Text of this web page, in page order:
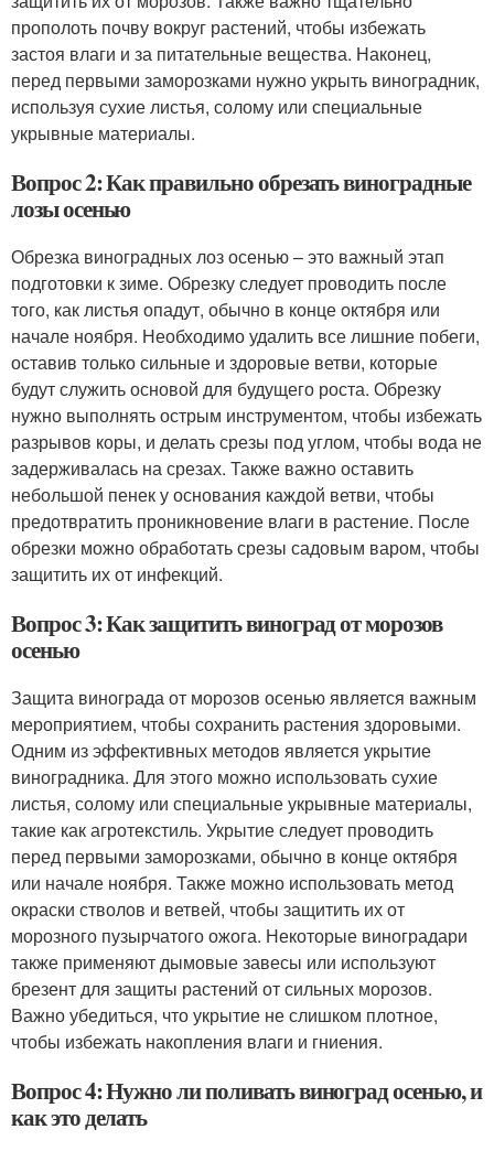
прополоть почву вокруг растений, чтобы избежать
застоя влаги и за питательные вещества. Наконец,
перед первыми заморозками нужно укрыть виноградник,
используя сухие листья, солому или специальные
укрывные материалы.
Вопрос 2: Как правильно обрезать виноградные
лозы осенью
Обрезка виноградных лоз осенью – это важный этап
подготовки к зиме. Обрезку следует проводить после
того, как листья опадут, обычно в конце октября или
начале ноября. Необходимо удалить все лишние побеги,
оставив только сильные и здоровые ветви, которые
будут служить основой для будущего роста. Обрезку
нужно выполнять острым инструментом, чтобы избежать
разрывов коры, и делать срезы под углом, чтобы вода не
задерживалась на срезах. Также важно оставить
небольшой пенек у основания каждой ветви, чтобы
предотвратить проникновение влаги в растение. После
обрезки можно обработать срезы садовым варом, чтобы
защитить их от инфекций.
Вопрос 3: Как защитить виноград от морозов
осенью
Защита винограда от морозов осенью является важным
мероприятием, чтобы сохранить растения здоровыми.
Одним из эффективных методов является укрытие
виноградника. Для этого можно использовать сухие
листья, солому или специальные укрывные материалы,
такие как агротекстиль. Укрытие следует проводить
перед первыми заморозками, обычно в конце октября
или начале ноября. Также можно использовать метод
окраски стволов и ветвей, чтобы защитить их от
морозного пузырчатого ожога. Некоторые виноградари
также применяют дымовые завесы или используют
брезент для защиты растений от сильных морозов.
Важно убедиться, что укрытие не слишком плотное,
чтобы избежать накопления влаги и гниения.
Вопрос 4: Нужно ли поливать виноград осенью, и
как это делать